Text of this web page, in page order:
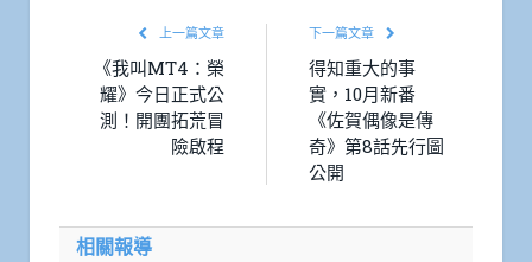
上一篇文章
《我叫MT4：榮
耀》今日正式公
測！開團拓荒冒
險啟程
下一篇文章
得知重大的事
實，10月新番
《佐賀偶像是傳
奇》第8話先行圖
公開
相關報導